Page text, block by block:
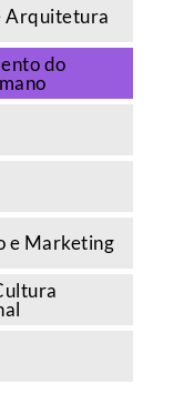
Arquitetura
do
e Marketing